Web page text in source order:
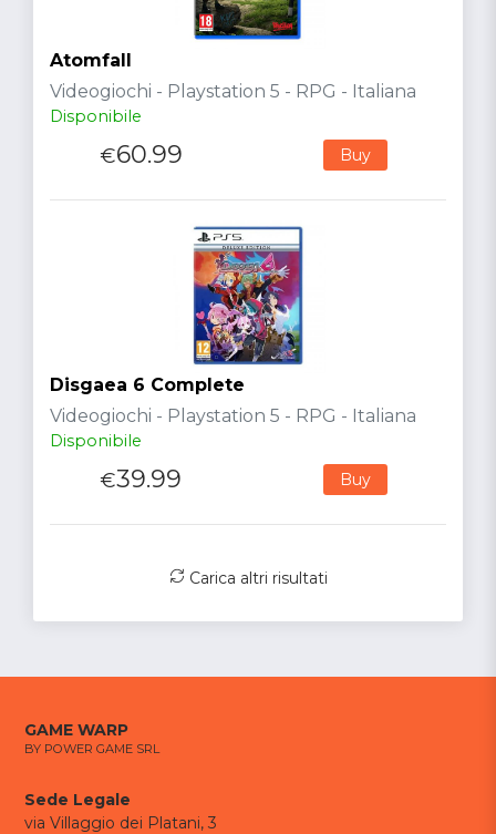
Atomfall
Videogiochi - Playstation 5 - RPG - Italiana
Disponibile
€60.99 Buy
Disgaea 6 Complete
Videogiochi - Playstation 5 - RPG - Italiana
Disponibile
€39.99 Buy
Carica altri risultati
GAME WARP
BY POWER GAME SRL
Sede Legale
via Villaggio dei Platani, 3